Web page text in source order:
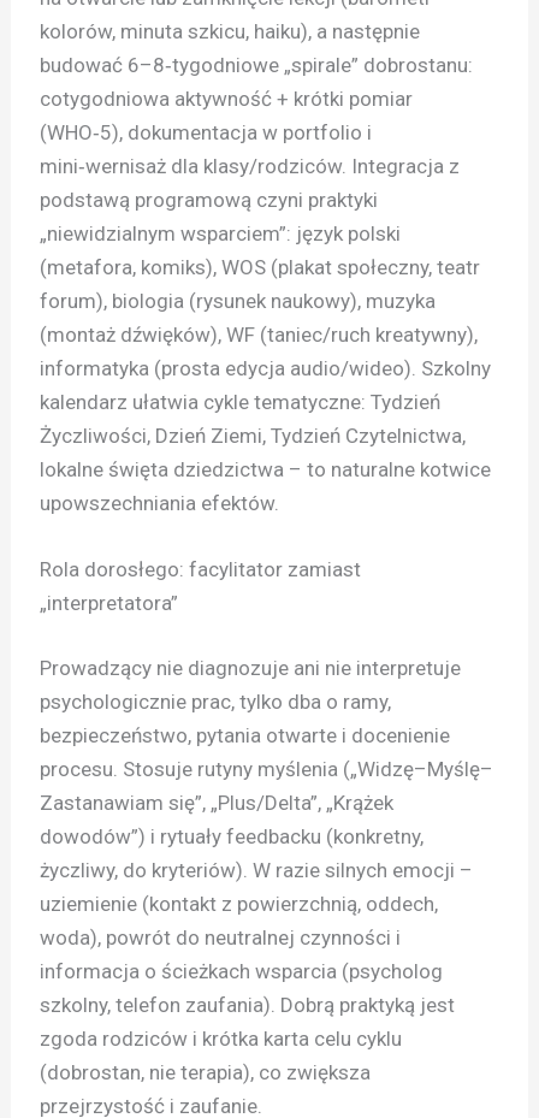
kolorów, minuta szkicu, haiku), a następnie
budować 6–8‑tygodniowe „spirale” dobrostanu:
cotygodniowa aktywność + krótki pomiar
(WHO‑5), dokumentacja w portfolio i
mini‑wernisaż dla klasy/rodziców. Integracja z
podstawą programową czyni praktyki
„niewidzialnym wsparciem”: język polski
(metafora, komiks), WOS (plakat społeczny, teatr
forum), biologia (rysunek naukowy), muzyka
(montaż dźwięków), WF (taniec/ruch kreatywny),
informatyka (prosta edycja audio/wideo). Szkolny
kalendarz ułatwia cykle tematyczne: Tydzień
Życzliwości, Dzień Ziemi, Tydzień Czytelnictwa,
lokalne święta dziedzictwa – to naturalne kotwice
upowszechniania efektów.
Rola dorosłego: facylitator zamiast
„interpretatora”
Prowadzący nie diagnozuje ani nie interpretuje
psychologicznie prac, tylko dba o ramy,
bezpieczeństwo, pytania otwarte i docenienie
procesu. Stosuje rutyny myślenia („Widzę–Myślę–
Zastanawiam się”, „Plus/Delta”, „Krążek
dowodów”) i rytuały feedbacku (konkretny,
życzliwy, do kryteriów). W razie silnych emocji –
uziemienie (kontakt z powierzchnią, oddech,
woda), powrót do neutralnej czynności i
informacja o ścieżkach wsparcia (psycholog
szkolny, telefon zaufania). Dobrą praktyką jest
zgoda rodziców i krótka karta celu cyklu
(dobrostan, nie terapia), co zwiększa
przejrzystość i zaufanie.